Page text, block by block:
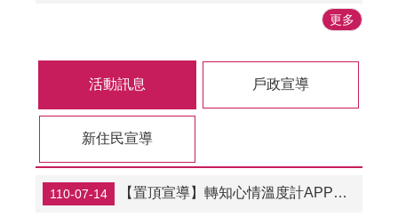
更多
活動訊息 戶政宣導
新住民宣導
110-07-14 【置頂宣導】轉知心情溫度計APP、心理健康促進最新資訊、免付費心理諮詢服務、珍愛生命守門人等資源